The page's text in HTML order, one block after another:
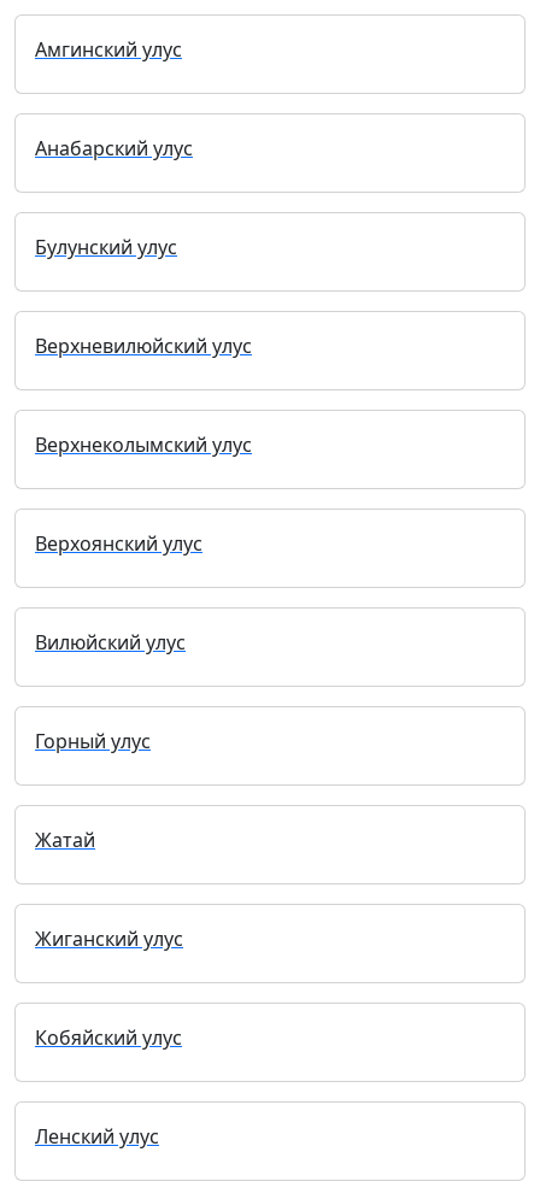
Амгинский улус
Анабарский улус
Булунский улус
Верхневилюйский улус
Верхнеколымский улус
Верхоянский улус
Вилюйский улус
Горный улус
Жатай
Жиганский улус
Кобяйский улус
Ленский улус